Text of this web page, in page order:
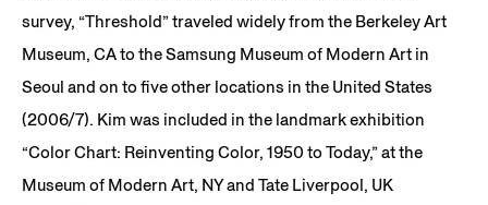
survey, “Threshold” traveled widely from the Berkeley Art
Museum, CA to the Samsung Museum of Modern Art in
Seoul and on to five other locations in the United States
(2006/7). Kim was included in the landmark exhibition
“Color Chart: Reinventing Color, 1950 to Today,” at the
Museum of Modern Art, NY and Tate Liverpool, UK